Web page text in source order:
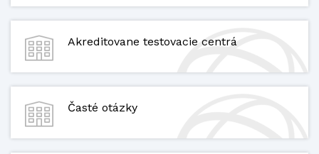
Akreditovane testovacie centrá
Časté otázky